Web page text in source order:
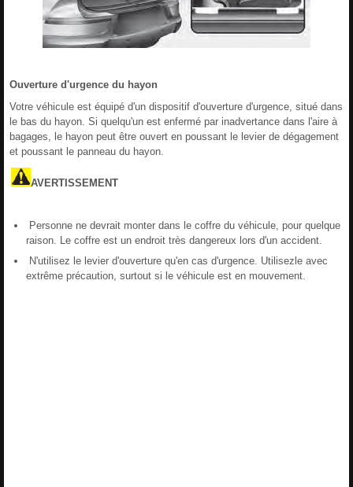
Ouverture d'urgence du hayon
Votre véhicule est équipé d'un dispositif d'ouverture d'urgence, situé dans
le bas du hayon. Si quelqu'un est enfermé par inadvertance dans l'aire à
bagages, le hayon peut être ouvert en poussant le levier de dégagement
et poussant le panneau du hayon.
AVERTISSEMENT
Personne ne devrait monter dans le coffre du véhicule, pour quelque
raison. Le coffre est un endroit très dangereux lors d'un accident.
N'utilisez le levier d'ouverture qu'en cas d'urgence. Utilisezle avec
extrême précaution, surtout si le véhicule est en mouvement.